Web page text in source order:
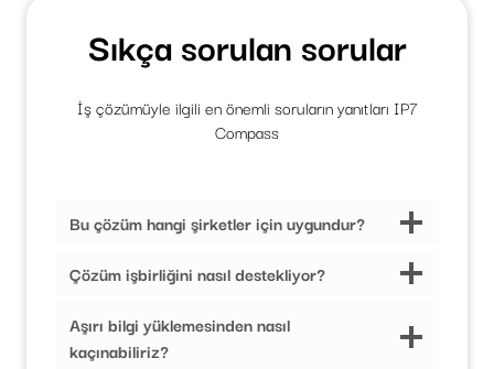
Sıkça sorulan sorular
İş çözümüyle ilgili en önemli soruların yanıtları IP7
Compass
Bu çözüm hangi şirketler için uygundur?
Çözüm işbirliğini nasıl destekliyor?
Aşırı bilgi yüklemesinden nasıl
kaçınabiliriz?